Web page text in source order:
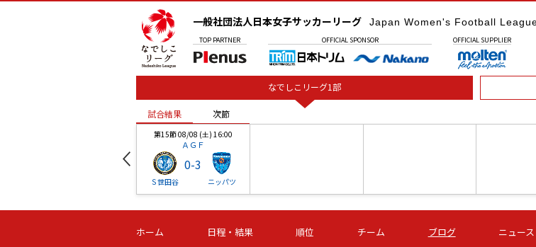
一般社団法人日本女子サッカーリーグ Japan Women's Football
TOP PARTNER OFFICIAL SPONSOR OFFICIAL SUPPLIER
なでしこリーグ1部
試合結果 次節
第15節 08/08 (土) 16:00
ＡＧＦ
Ｓ世田谷
0-3
ニッパツ
第16節 09/05 (土) 15:00
ニッパツ
第16節 09/05 (土) 15:00
石人の星
第16節 09/05 (土) 16:00
ＡＧＦ いち
試合結果 次節
ホーム 日程・結果 順位 チーム ブログ ニュース